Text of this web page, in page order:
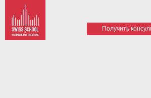
Получить